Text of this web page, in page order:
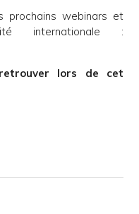
prochains webinars et
internationale :
lors de cet